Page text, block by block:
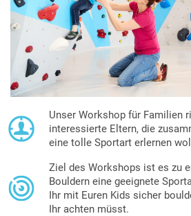
Unser Workshop für Familien
interessierte Eltern, die
eine tolle Sportart erlernen
Ziel des Workshops ist es zu
Bouldern eine geeignete
Ihr mit Euren Kids sicher
Ihr achten müsst.